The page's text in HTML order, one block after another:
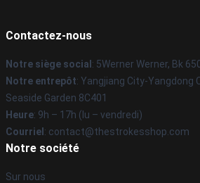
Contactez-nous
Notre siège social : 5Werner Werner, Bk
Notre entrepôt: Yangjiang City-Yangdong
Seaside Garden 8C401
Heure: 9h – 17h (lu – vendredi)
Courriel : contact@thestrokesshop.com
Notre société
Sur nous